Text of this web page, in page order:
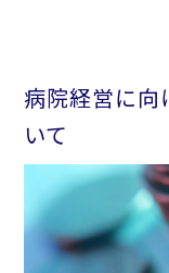
病院経営に向
いて